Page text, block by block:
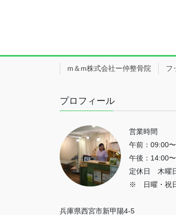
m＆m株式会社ー仲整骨院 フ
プロフィール
営業時間
午前：09:00
午後：14:00
定休日 木曜
※ 日曜・祝
兵庫県西宮市新甲陽4-5